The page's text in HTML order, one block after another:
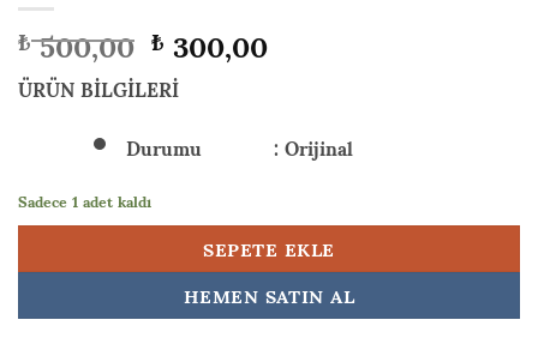
₺500,00 Orijinal
fiyat:
₺ 500,00.
₺300,00Şuandaki
₺ 300,00.
ÜRÜN BİLGİLERİ
Durumu : Orijinal
Sadece 1 adet kaldı
SEPETE EKLE
HEMEN SATIN AL